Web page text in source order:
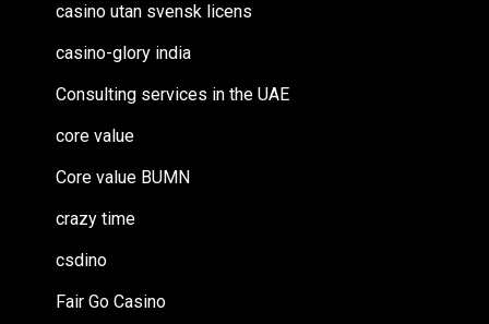
casino utan svensk licens
casino-glory india
Consulting services in the UAE
core value
Core value BUMN
crazy time
csdino
Fair Go Casino